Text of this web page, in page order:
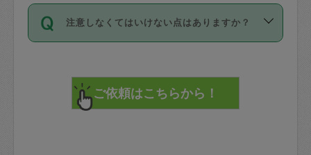
詳細FAQ：
損害賠償保険について教えて
72時間を超える※と、以下のキャンセル
料が発生します。
直前キャンセル料：
72時間前〜24時間前＝依頼料金の50%
まず、条件の合う気になるタスカジさ
みてください。
その後、一番気に入ったタスカジさんに
不在の場合の作業はタスカジさんの同意
が必要です。数回の依頼ののち、タスカ
ジさんと依頼者の間で十分な信頼関係が
てください。
不在時に部屋に入るためにタスカジさん
注意しなくてはいけない点はありますか？
で、必ず鍵のかかるロッカーや金庫に入
れて依頼者の責任の元管理するよう心掛
けてください。